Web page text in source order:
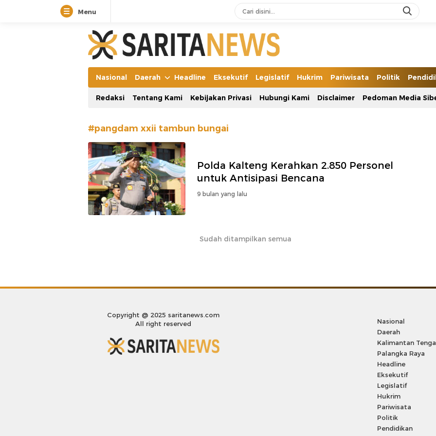
Menu
Manifestasi Arus Kebenaran
Nasional Daerah Headline Eksekutif Legislatif Hukrim Pariwisata Politik
Redaksi Tentang Kami Kebijakan Privasi Hubungi Kami Disclaimer Pedoman Media
#pangdam xxii tambun bungai
Polda Kalteng Kerahkan 2.850 Personel
untuk Antisipasi Bencana
9 bulan yang lalu
Sudah ditampilkan semua
Copyright @ 2025 saritanews.com
All right reserved
Nasional
Daerah
Kalimantan
Palangka Raya
Headline
Eksekutif
Legislatif
Hukrim
Pariwisata
Politik
Pendidikan